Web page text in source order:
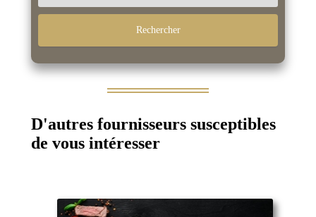
D'autres fournisseurs susceptibles
de vous intéresser